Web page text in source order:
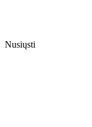
Nusiųsti